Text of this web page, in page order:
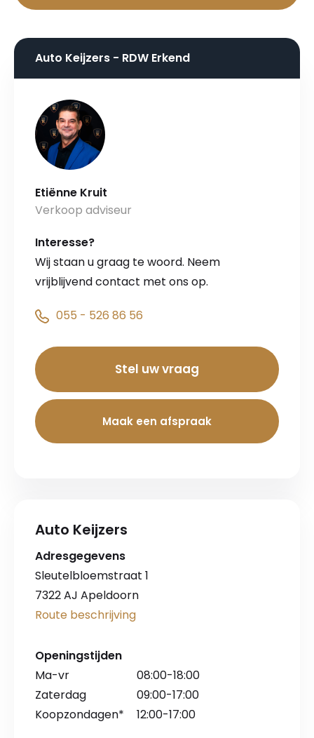
Auto Keijzers - RDW Erkend
Etiënne Kruit
Verkoop adviseur
Interesse?
Wij staan u graag te woord. Neem
vrijblijvend contact met ons op.
055 - 526 86 56
Stel uw vraag
Maak een afspraak
Auto Keijzers
Adresgegevens
Sleutelbloemstraat 1
7322 AJ Apeldoorn
Route beschrijving
Openingstijden
Ma-vr
08:00-18:00
Zaterdag
09:00-17:00
Koopzondagen*
12:00-17:00